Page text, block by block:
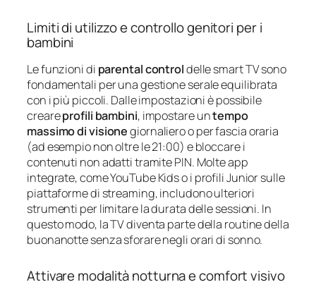
Limiti di utilizzo e controllo genitori per i
bambini
Le funzioni di parental controldelle smart TV sono
fondamentali per una gestione serale equilibrata
con i più piccoli. Dalle impostazioni è possibile
creareprofili bambini, impostare untempo
massimo di visionegiornaliero o per fascia oraria
(ad esempio non oltre le 21:00) e bloccare i
contenuti non adatti tramite PIN. Molte app
integrate, come YouTube Kids o i profili Junior sulle
piattaforme di streaming, includono ulteriori
strumenti per limitare la durata delle sessioni. In
questo modo, la TV diventa parte della routine della
buonanotte senza sforare negli orari di sonno.
Attivare modalità notturna e comfort visivo